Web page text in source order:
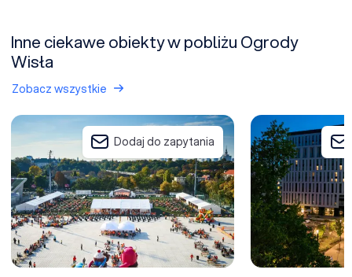
Inne ciekawe obiekty w pobliżu Ogrody
Wisła
Zobacz wszystkie
Warsaw Experience Center
Dodaj do zapytania
Focus Hotel